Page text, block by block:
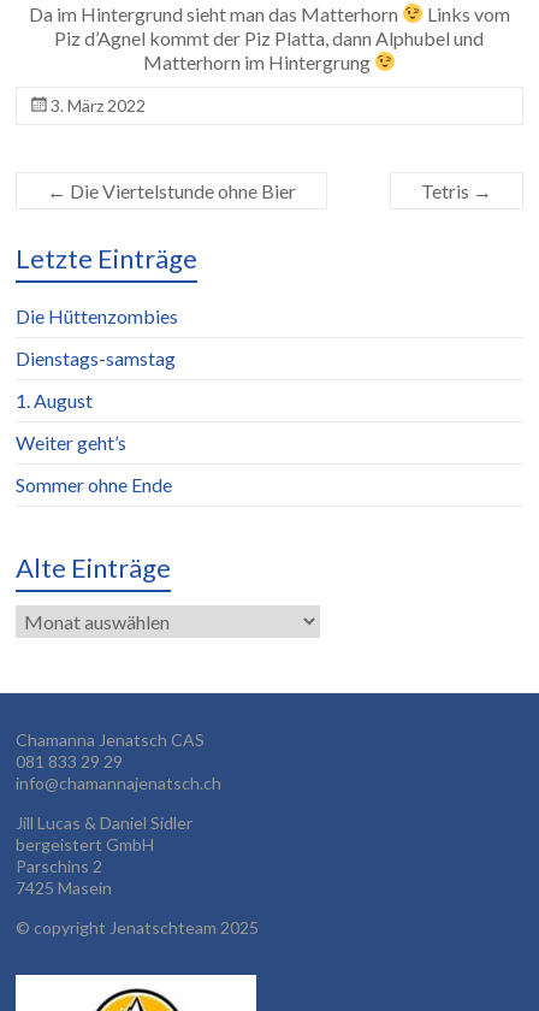
Da im Hintergrund sieht man das Matterhorn
Links vom
Piz d’Agnel kommt der Piz Platta, dann Alphubel und
Matterhorn im Hintergrung
3. März 2022
← Die Viertelstunde ohne Bier Tetris →
Letzte Einträge
Die Hüttenzombies
Dienstags-samstag
1. August
Weiter geht’s
Sommer ohne Ende
Alte Einträge
Alte
Einträge
Chamanna Jenatsch CAS
081 833 29 29
info@chamannajenatsch.ch
Jill Lucas & Daniel Sidler
bergeistert GmbH
Parschins 2
7425 Masein
© copyright Jenatschteam 2025